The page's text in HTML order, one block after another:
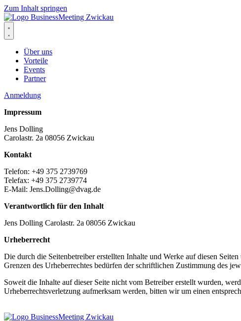
Zum Inhalt springen
Über uns
Vorteile
Events
Partner
Anmeldung
Impressum
Jens Dolling
Carolastr. 2a 08056 Zwickau
Kontakt
Telefon: +49 375 2739769
Telefax: +49 375 2739774
E-Mail: Jens.Dolling@dvag.de
Verantwortlich für den Inhalt
Jens Dolling Carolastr. 2a 08056 Zwickau
Urheberrecht
Die durch die Seitenbetreiber erstellten Inhalte und Werke auf diesen
Grenzen des Urheberrechtes bedürfen der schriftlichen Zustimmung des
Soweit die Inhalte auf dieser Seite nicht vom Betreiber erstellt wurden,
Urheberrechtsverletzung aufmerksam werden, bitten wir um einen